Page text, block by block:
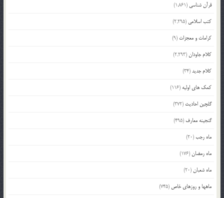
قرآن شناسی (1,861)
کتب اسلامی (2,295)
کرامات و معجزات (9)
کلام جاودان(2,293)
کلام جدید(34)
کمک های اولیه (116)
گلچین احادیث (372)
گنجینه معارف (495)
ماه رجب(20)
ماه رمضان(176)
ماه شعبان(20)
ماهها و روزهای خاص (745)